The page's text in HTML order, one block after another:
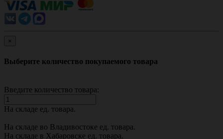
×
Выберите количество покупаемого товара
Введите количество товара:
На складе ед. товара.
На складе во Владивостоке ед. товара.
На складе в Хабаровске ед. товара.